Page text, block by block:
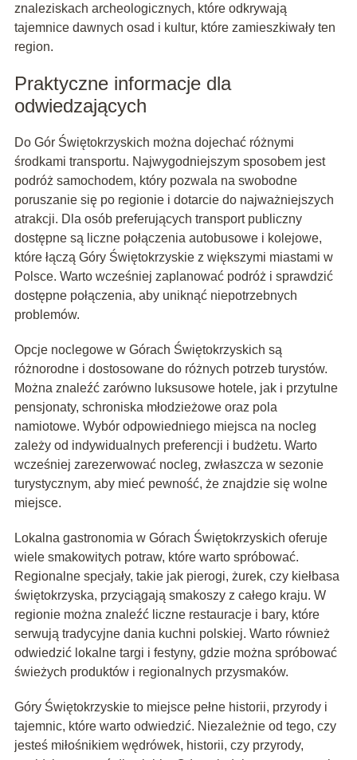
znaleziskach archeologicznych, które odkrywają
tajemnice dawnych osad i kultur, które zamieszkiwały ten
region.
Praktyczne informacje dla
odwiedzających
Do Gór Świętokrzyskich można dojechać różnymi
środkami transportu. Najwygodniejszym sposobem jest
podróż samochodem, który pozwala na swobodne
poruszanie się po regionie i dotarcie do najważniejszych
atrakcji. Dla osób preferujących transport publiczny
dostępne są liczne połączenia autobusowe i kolejowe,
które łączą Góry Świętokrzyskie z większymi miastami w
Polsce. Warto wcześniej zaplanować podróż i sprawdzić
dostępne połączenia, aby uniknąć niepotrzebnych
problemów.
Opcje noclegowe w Górach Świętokrzyskich są
różnorodne i dostosowane do różnych potrzeb turystów.
Można znaleźć zarówno luksusowe hotele, jak i przytulne
pensjonaty, schroniska młodzieżowe oraz pola
namiotowe. Wybór odpowiedniego miejsca na nocleg
zależy od indywidualnych preferencji i budżetu. Warto
wcześniej zarezerwować nocleg, zwłaszcza w sezonie
turystycznym, aby mieć pewność, że znajdzie się wolne
miejsce.
Lokalna gastronomia w Górach Świętokrzyskich oferuje
wiele smakowitych potraw, które warto spróbować.
Regionalne specjały, takie jak pierogi, żurek, czy kiełbasa
świętokrzyska, przyciągają smakoszy z całego kraju. W
regionie można znaleźć liczne restauracje i bary, które
serwują tradycyjne dania kuchni polskiej. Warto również
odwiedzić lokalne targi i festyny, gdzie można spróbować
świeżych produktów i regionalnych przysmaków.
Góry Świętokrzyskie to miejsce pełne historii, przyrody i
tajemnic, które warto odwiedzić. Niezależnie od tego, czy
jesteś miłośnikiem wędrówek, historii, czy przyrody,